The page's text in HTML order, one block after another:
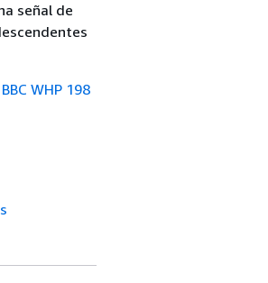
señal de
BBC WHP 198